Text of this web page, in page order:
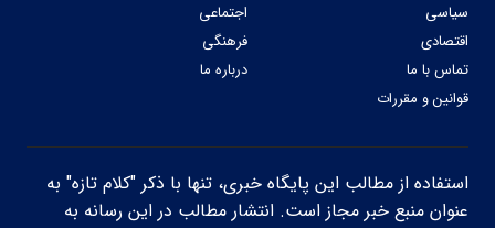
سیاسی
اجتماعی
اقتصادی
فرهنگی
تماس با ما
درباره ما
قوانین و مقررات
استفاده از مطالب این پایگاه خبری، تنها با ذکر "کلام تازه" به
عنوان منبع خبر مجاز است. انتشار مطالب در این رسانه به